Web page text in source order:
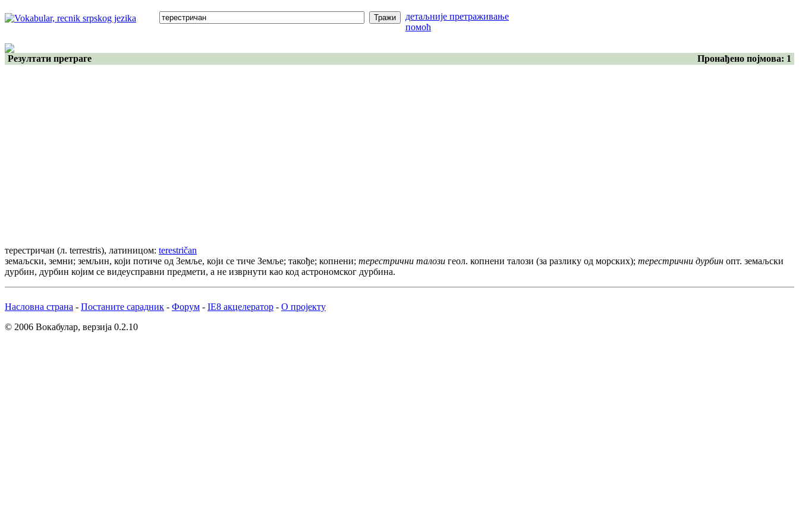
детаљније претраживање
помоћ
Резултати претраге Пронађено појмова: 1
терестричан (л. terrestris), латиницом: terestričan
земаљски, земни; земљин, који потиче од Земље, који се тиче Земље; такође; копнени; терестрични талози геол. копнени талози (за разлику од морских); терестрични дурбин опт. земаљски
дурбин, дурбин којим се видеусправни предмети, а не изврнути као код астрономског дурбина.
Насловна страна - Постаните сарадник - Форум - IE8 акцелератор - О пројекту
© 2006 Вокабулар, верзија 0.2.10